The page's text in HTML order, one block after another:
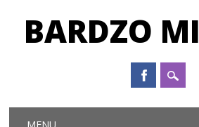
BARDZO
Main menu